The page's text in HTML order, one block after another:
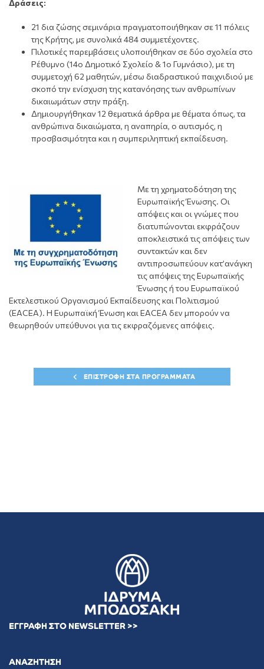
Δράσεις:
21 δια ζώσης σεμινάρια πραγματοποιήθηκαν σε 11 πόλεις
της Κρήτης, με συνολικά 484 συμμετέχοντες.
Πιλοτικές παρεμβάσεις υλοποιήθηκαν σε δύο σχολεία στο
Ρέθυμνο (14ο Δημοτικό Σχολείο & 1ο Γυμνάσιο), με τη
συμμετοχή 62 μαθητών, μέσω διαδραστικού παιχνιδιού με
σκοπό την ενίσχυση της κατανόησης των ανθρωπίνων
δικαιωμάτων στην πράξη.
Δημιουργήθηκαν 12 θεματικά άρθρα με θέματα όπως, τα
ανθρώπινα δικαιώματα, η αναπηρία, ο αυτισμός, η
προσβασιμότητα και η συμπεριληπτική εκπαίδευση.
Με τη χρηματοδότηση της
Ευρωπαϊκής Ένωσης. Οι
απόψεις και οι γνώμες που
διατυπώνονται εκφράζουν
αποκλειστικά τις απόψεις των
συντακτών και δεν
αντιπροσωπεύουν κατ’ανάγκη
τις απόψεις της Ευρωπαϊκής
Ένωσης ή του Ευρωπαϊκού
Εκτελεστικού Οργανισμού Εκπαίδευσης και Πολιτισμού
(EACEA). Η Ευρωπαϊκή Ένωση και EACEA δεν μπορούν να
θεωρηθούν υπεύθυνοι για τις εκφραζόμενες απόψεις.
ΕΠΙΣΤΡΟΦΗ ΣΤΑ ΠΡΟΓΡΑΜΜΑΤΑ
ΕΓΓΡΑΦΗ ΣΤΟ NEWSLETTER >>
ΑΝΑΖΗΤΗΣΗ